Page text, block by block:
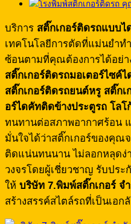
บริการ สติ๊กเกอร์ติดรถแบบไ
เทคโนโลยีการตัดที่แม่นยำท
ซ้อนตามที่คุณต้องการได้อย่
สติ๊กเกอร์ติดรถมอเตอร์ไซค์
สติ๊กเกอร์ติดรถยนต์หรู สติ๊ก
อร์ไดคัทติดข้างประตูรถ โลโ
ทนทานต่อสภาพอากาศร้อน
มั่นใจได้ว่าสติ๊กเกอร์ของคุณ
ติดแน่นทนนาน ไม่ลอกหลุดง่
วงจรโดยผู้เชี่ยวชาญ รับปร
ให้ บริษัท 7.พิมพ์สติ๊กเกอร์ จ
สร้างสรรค์สไตล์รถที่เป็นเอ